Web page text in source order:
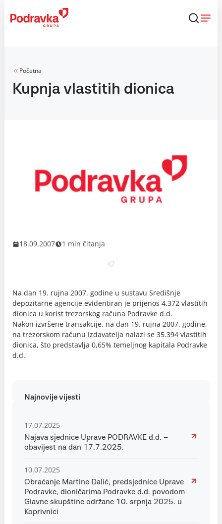
content
Početna
Kupnja vlastitih dionica
18.09.2007 1 min čitanja
Na dan 19. rujna 2007. godine u sustavu Središnje
depozitarne agencije evidentiran je prijenos 4.372 vlastitih
dionica u korist trezorskog računa Podravke d.d.
Nakon izvršene transakcije, na dan 19. rujna 2007. godine,
na trezorskom računu Izdavatelja nalazi se 35.394 vlastitih
dionica, što predstavlja 0,65% temeljnog kapitala Podravke
d.d.
Najnovije vijesti
17.07.2025
Najava sjednice Uprave PODRAVKE d.d. –
obavijest na dan 17.7.2025.
10.07.2025
Obraćanje Martine Dalić, predsjednice Uprave
Podravke, dioničarima Podravke d.d. povodom
Glavne skupštine održane 10. srpnja 2025. u
Koprivnici